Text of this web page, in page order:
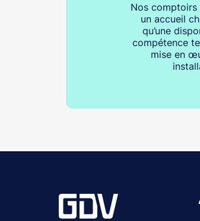
Nos
un accueil
qu’une
compétence
mise en